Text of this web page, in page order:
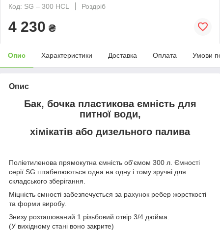
Код: SG – 300 HCL
Роздріб
4 230 ₴
Опис Характеристики Доставка Оплата Умови
Опис
Бак, бочка пластикова ємність для
питної води,
хімікатів або дизельного палива
Поліетиленова прямокутна ємність об'ємом 300 л. Ємності
серії SG штабелюються одна на одну і тому зручні для
складського зберігання.
Міцність ємності забезпечується за рахунок ребер жорсткості
та форми виробу.
Знизу розташований 1 різьбовий отвір 3/4 дюйма.
(У вихідному стані воно закрите)